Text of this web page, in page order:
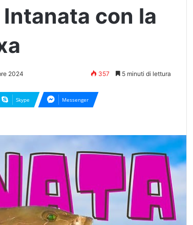
con la
2024 357 5 minuti di lettura
Skype Messenger